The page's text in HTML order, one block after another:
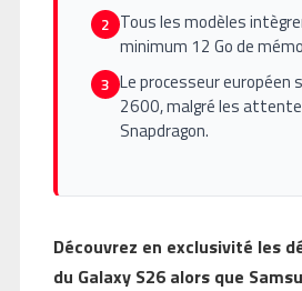
2 Tous les modèles
minimum 12 Go de
3 Le processeur européen
2600, malgré les
Snapdragon.
Découvrez en exclusivité les
du Galaxy S26 alors que